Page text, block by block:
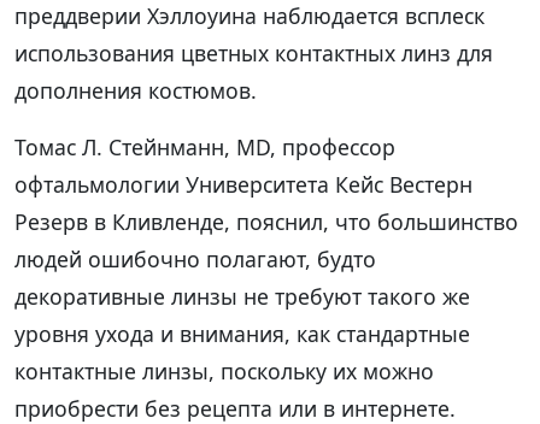
преддверии Хэллоуина наблюдается всплеск
использования цветных контактных линз для
дополнения костюмов.
Томас Л. Стейнманн, MD, профессор
офтальмологии Университета Кейс Вестерн
Резерв в Кливленде, пояснил, что большинство
людей ошибочно полагают, будто
декоративные линзы не требуют такого же
уровня ухода и внимания, как стандартные
контактные линзы, поскольку их можно
приобрести без рецепта или в интернете.